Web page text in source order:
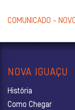
COMUNICADO -
NOVA IGUAÇU
História
Como Chegar